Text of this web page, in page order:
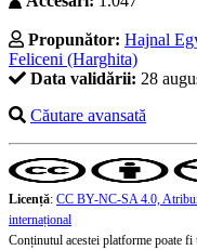
Propunător: Hajnal
Feliceni (Harghita)
Data validării: 28
Căutare avansată
Licență: CC BY-NC-SA 4.0,
internațional
Conținutul acestei platforme poate